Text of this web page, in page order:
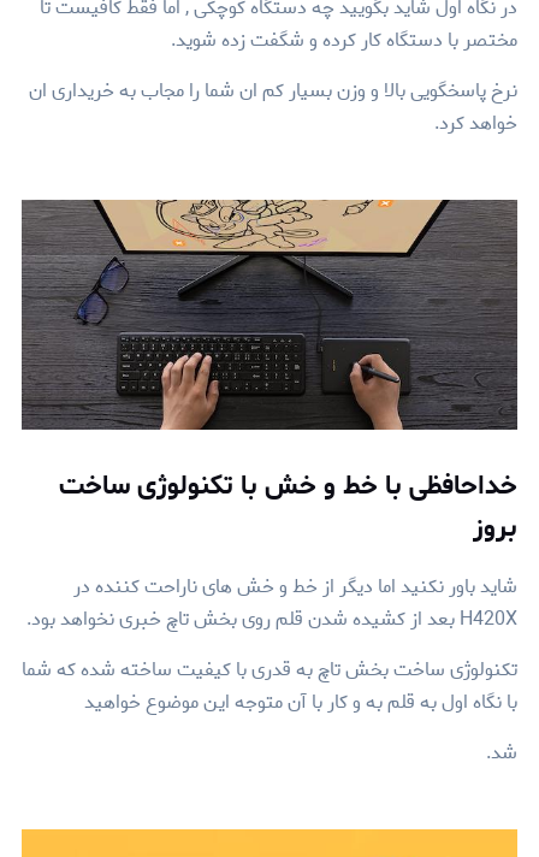
در نگاه اول شاید بگویید چه دستگاه کوچکی , اما فقط کافیست تا
مختصر با دستگاه کار کرده و شگفت زده شوید.
نرخ پاسخگویی بالا و وزن بسیار کم ان شما را مجاب به خریداری ان
خواهد کرد.
خداحافظی با خط و خش با تکنولوژی ساخت
بروز
شاید باور نکنید اما دیگر از خط و خش های ناراحت کننده در
H420X بعد از کشیده شدن قلم روی بخش تاچ خبری نخواهد بود.
تکنولوژی ساخت بخش تاچ به قدری با کیفیت ساخته شده که شما
با نگاه اول به قلم به و کار با آن متوجه این موضوع خواهید
شد.